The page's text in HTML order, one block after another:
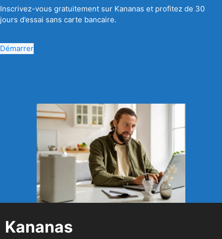
Inscrivez-vous gratuitement sur Kananas et profitez de 30
jours d’essai sans carte bancaire.
Démarrer
Kananas